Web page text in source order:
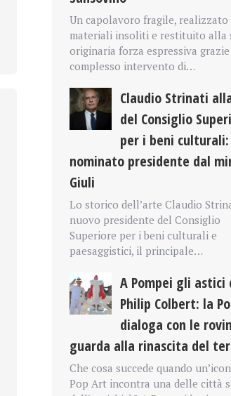
Un capolavoro fragile, realizzato
materiali insoliti e restituito alla
originaria forza espressiva
complesso intervento di…
Claudio Strinati
del Consiglio
per i beni culturali:
nominato presidente dal
Giuli
Lo storico dell’arte Claudio
nuovo presidente del Consiglio
Superiore per i beni culturali e
paesaggistici, il principale…
A Pompei gli astici
Philip Colbert: la
dialoga con le
guarda alla rinascita del
Che cosa succede quando
Pop Art incontra una delle città